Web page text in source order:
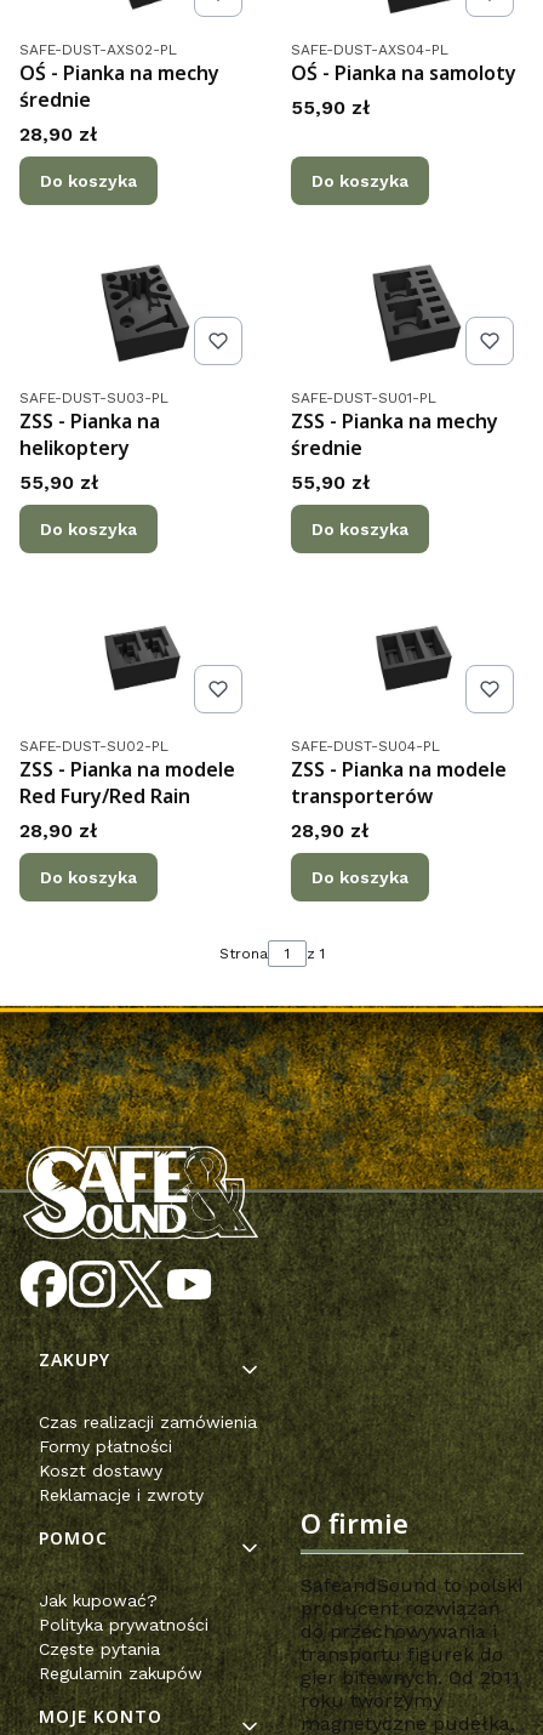
Kod produktu
SAFE-DUST-AXS02-PL
OŚ - Pianka na mechy
średnie
Cena
28,90 zł
Do koszyka
Kod produktu
SAFE-DUST-AXS04-PL
OŚ - Pianka na samoloty
Cena
55,90 zł
Do koszyka
Kod produktu
SAFE-DUST-SU03-PL
ZSS - Pianka na
helikoptery
Cena
55,90 zł
Do koszyka
Kod produktu
SAFE-DUST-SU01-PL
ZSS - Pianka na mechy
średnie
Cena
55,90 zł
Do koszyka
Kod produktu
SAFE-DUST-SU02-PL
ZSS - Pianka na modele
Red Fury/Red Rain
Cena
28,90 zł
Do koszyka
Kod produktu
SAFE-DUST-SU04-PL
ZSS - Pianka na modele
transporterów
Cena
28,90 zł
Do koszyka
Strona z 1
Linki w stopce
ZAKUPY
Czas realizacji zamówienia
Formy płatności
Koszt dostawy
Reklamacje i zwroty
POMOC
Jak kupować?
Polityka prywatności
Częste pytania
Regulamin zakupów
MOJE KONTO
O firmie
SafeandSound to polski
producent rozwiązań
do przechowywania i
transportu figurek do
gier bitewnych. Od 2011
roku tworzymy
magnetyczne pudełka,